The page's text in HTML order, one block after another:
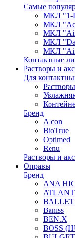
Самые
МКЛ "1-
МКЛ
МКЛ "Air
МКЛ
МКЛ "Air
Контактные
Растворы и
Для
Растворы
Бренд
Alcon
BioTrue
Optimed
Renu
Растворы и
Оправы
Бренд
ANA
ATLANT
BALLET
Baniss
BEN.X
BOSS